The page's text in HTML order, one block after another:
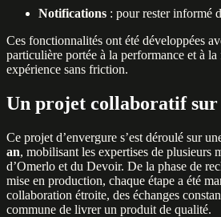
Notifications : pour rester informé
Ces fonctionnalités ont été développées
particulière portée à la performance et à
expérience sans friction.
Un projet collaboratif sur
Ce projet d’envergure s’est déroulé sur
an, mobilisant les expertises de plusieurs
d’Omerlo et du Devoir. De la phase de
mise en production, chaque étape a été
collaboration étroite, des échanges
commune de livrer un produit de qualité.